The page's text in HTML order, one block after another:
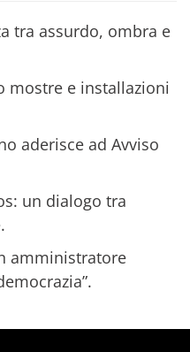
tra assurdo, ombra e
mostre e installazioni
aderisce ad Avviso
un dialogo tra
amministratore